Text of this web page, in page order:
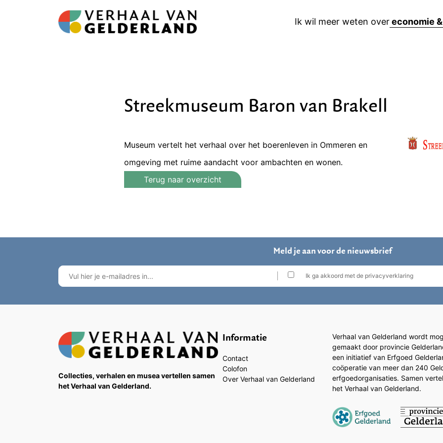
Ik wil meer weten over
Streekmuseum Baron van Brakell
Museum vertelt het verhaal over het boerenleven in Ommeren en
omgeving met ruime aandacht voor ambachten en wonen.
Terug naar overzicht
Meld je aan voor de nieuwsbrief
Ik ga akkoord met de privacyverklaring
Collecties, verhalen en musea vertellen samen
het Verhaal van Gelderland.
Informatie
Contact
Colofon
Over Verhaal van Gelderland
Verhaal van Gelderland wordt
gemaakt door provincie
een initiatief van Erfgoed
coöperatie van meer dan 240
erfgoedorganisaties. Samen
het Verhaal van Gelderland.